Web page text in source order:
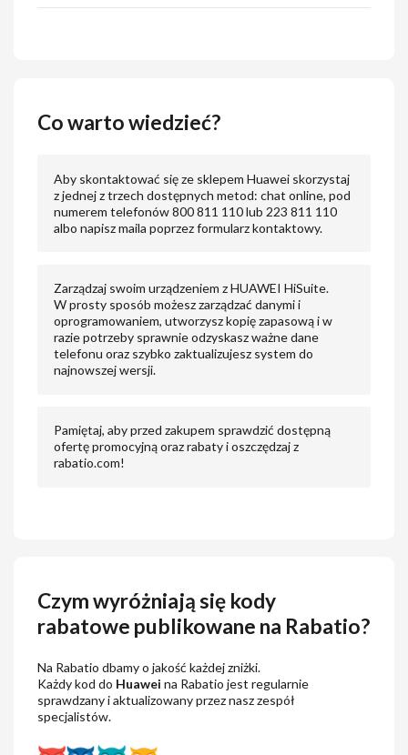
Co warto wiedzieć?
Aby skontaktować się ze sklepem Huawei skorzystaj
z jednej z trzech dostępnych metod: chat online, pod
numerem telefonów 800 811 110 lub 223 811 110
albo napisz maila poprzez formularz kontaktowy.
Zarządzaj swoim urządzeniem z HUAWEI HiSuite.
W prosty sposób możesz zarządzać danymi i
oprogramowaniem, utworzysz kopię zapasową i w
razie potrzeby sprawnie odzyskasz ważne dane
telefonu oraz szybko zaktualizujesz system do
najnowszej wersji.
Pamiętaj, aby przed zakupem sprawdzić dostępną
ofertę promocyjną oraz rabaty i oszczędzaj z
rabatio.com!
Czym wyróżniają się kody
rabatowe publikowane na Rabatio?
Na Rabatio dbamy o jakość każdej zniżki.
Każdy kod do Huawei na Rabatio jest regularnie
sprawdzany i aktualizowany przez nasz zespół
specjalistów.